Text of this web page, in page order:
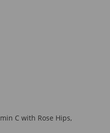
C with Rose Hips,